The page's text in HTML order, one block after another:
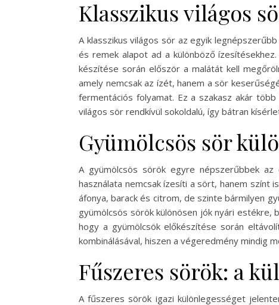
Klasszikus világos
A klasszikus világos sör az egyik
és remek alapot ad a különböző
készítése során először a malátát kell
amely nemcsak az ízét, hanem a sör
fermentációs folyamat. Ez a szakasz akár
világos sör rendkívül sokoldalú, így bátran
Gyümölcsös sör
A gyümölcsös sörök egyre népszerűbbek
használata nemcsak ízesíti a sört, hanem színt
áfonya, barack és citrom, de szinte bármilyen
gyümölcsös sörök különösen jók nyári
hogy a gyümölcsök előkészítése során
kombinálásával, hiszen a végeredmény mindig
Fűszeres sörök: a
A fűszeres sörök igazi különlegességet